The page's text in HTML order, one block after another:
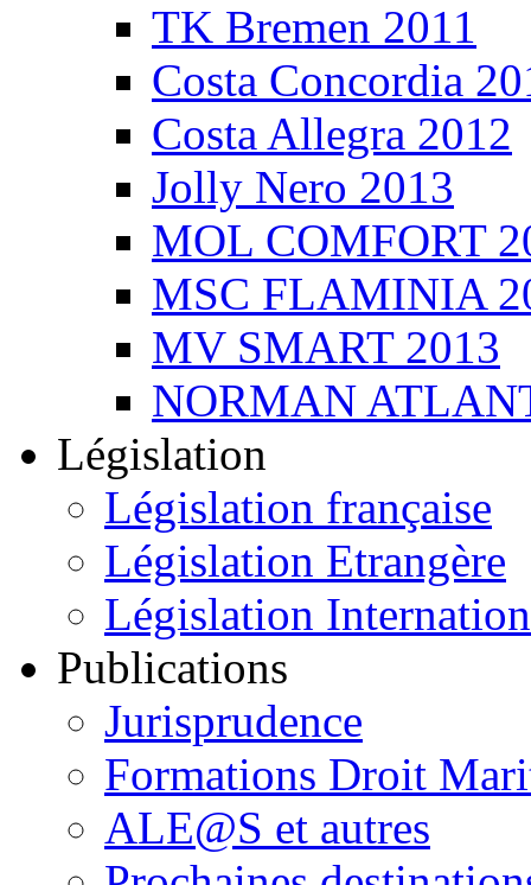
TK Bremen 2011
Costa Concordia
Costa Allegra 2012
Jolly Nero 2013
MOL COMFORT
MSC FLAMINIA
MV SMART 2013
NORMAN
Législation
Législation française
Législation Etrangère
Législation
Publications
Jurisprudence
Formations Droit
ALE@S et autres